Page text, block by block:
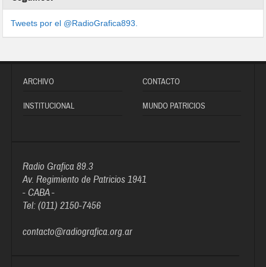
Tweets por el @RadioGrafica893.
ARCHIVO CONTACTO
INSTITUCIONAL MUNDO PATRICIOS
Radio Grafica 89.3
Av. Regimiento de Patricios 1941
- CABA -
Tel: (011) 2150-7456
contacto@radiografica.org.ar